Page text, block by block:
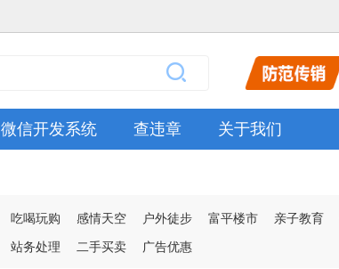
微信开发系统 查违章 关于我们
吃喝玩购 感情天空 户外徒步 富平楼市 亲子教育
站务处理 二手买卖 广告优惠